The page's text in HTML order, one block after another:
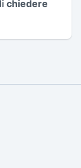
chiedere